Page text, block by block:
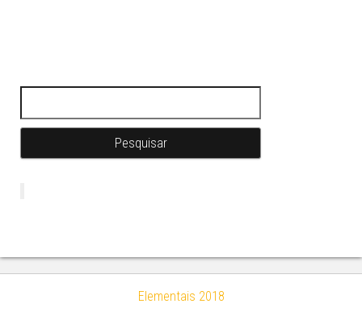
Elementais 2018